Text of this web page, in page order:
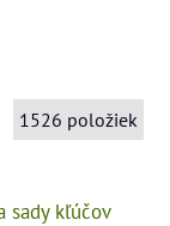
1526 položiek
sady kľúčov